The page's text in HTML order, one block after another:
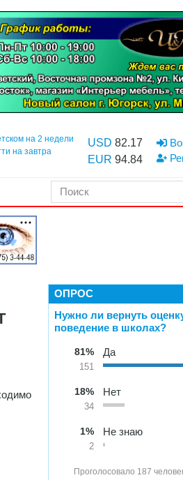
на 2 недели
на завтра
USD 82.17
EUR 94.84
ОПРОС
Нужно ли вернуть
поведение в школах?
81%
151
Да
18%
34
Нет
1%
2
Не знаю
Проголосовало 187